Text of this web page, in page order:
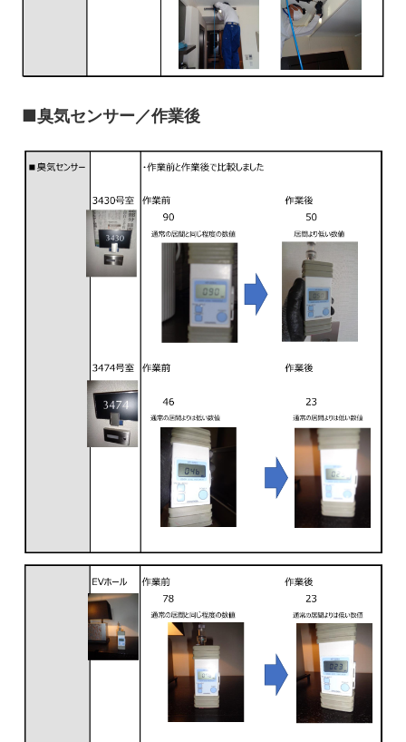
■臭気センサー／作業後